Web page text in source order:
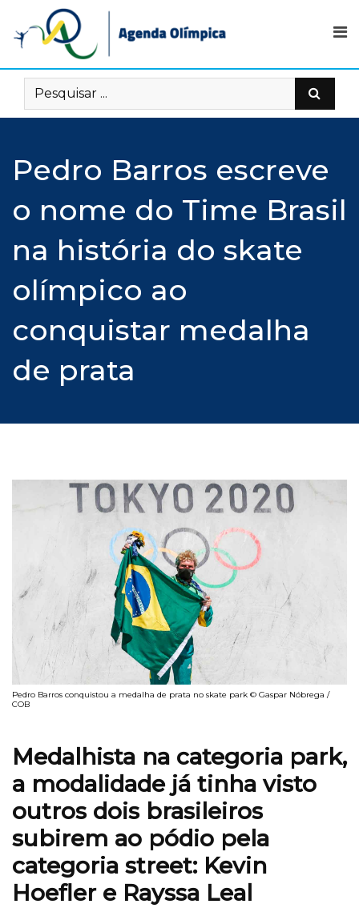
content
Pedro Barros escreve
o nome do Time Brasil
na história do skate
olímpico ao
conquistar medalha
de prata
Pedro Barros conquistou a medalha de prata no skate park © Gaspar Nóbrega /
COB
Medalhista na categoria park,
a modalidade já tinha visto
outros dois brasileiros
subirem ao pódio pela
categoria street: Kevin
Hoefler e Rayssa Leal